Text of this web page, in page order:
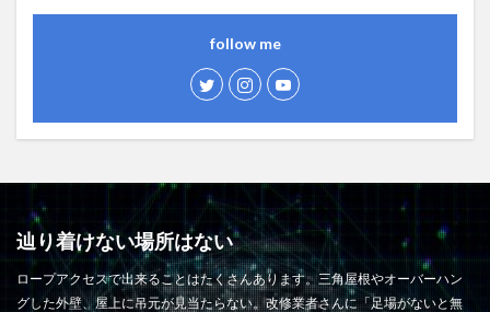
follow me
辿り着けない場所はない
ロープアクセスで出来ることはたくさんあります。三角屋根やオーバーハン
グした外壁、屋上に吊元が見当たらない。改修業者さんに「足場がないと無